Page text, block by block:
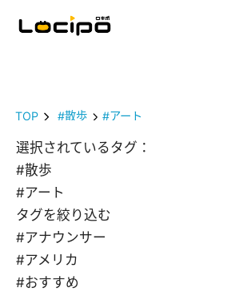
TOP #散歩 #アート
選択されているタグ：
#散歩
#アート
タグを絞り込む
#アナウンサー
#アメリカ
#おすすめ